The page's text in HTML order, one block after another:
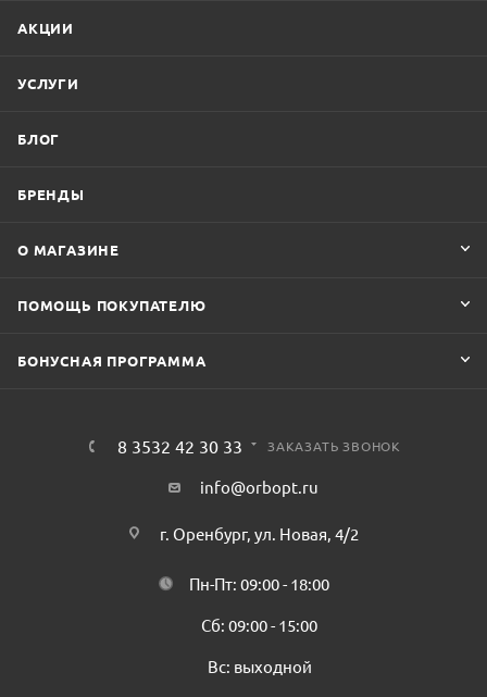
АКЦИИ
УСЛУГИ
БЛОГ
БРЕНДЫ
О МАГАЗИНЕ
ПОМОЩЬ ПОКУПАТЕЛЮ
БОНУСНАЯ ПРОГРАММА
8 3532 42 30 33 ЗАКАЗАТЬ ЗВОНОК
info@orbopt.ru
г. Оренбург, ул. Новая, 4/2
Пн-Пт: 09:00 - 18:00
Сб: 09:00 - 15:00
Вс: выходной